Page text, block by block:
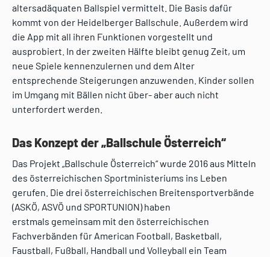
altersadäquaten Ballspiel vermittelt. Die Basis dafür
kommt von der Heidelberger Ballschule. Außerdem wird
die App mit all ihren Funktionen vorgestellt und
ausprobiert. In der zweiten Hälfte bleibt genug Zeit, um
neue Spiele kennenzulernen und dem Alter
entsprechende Steigerungen anzuwenden. Kinder sollen
im Umgang mit Bällen nicht über- aber auch nicht
unterfordert werden.
Das Konzept der „Ballschule Österreich“
Das Projekt „Ballschule Österreich“ wurde 2016 aus Mitteln
des österreichischen Sportministeriums ins Leben
gerufen. Die drei österreichischen Breitensportverbände
(ASKÖ, ASVÖ und SPORTUNION) haben
erstmals gemeinsam mit den österreichischen
Fachverbänden für American Football, Basketball,
Faustball, Fußball, Handball und Volleyball ein Team